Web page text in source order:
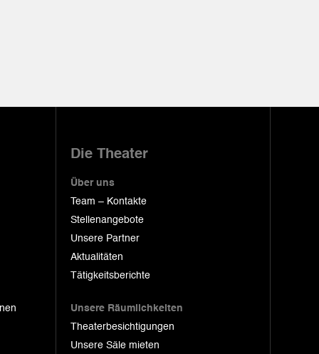
Die Theater
Über uns
Team – Kontakte
Stellenangebote
Unsere Partner
Aktualitäten
Tätigkeitsberichte
Unsere Räumlichkeiten
Theaterbesichtigungen
Unsere Säle mieten